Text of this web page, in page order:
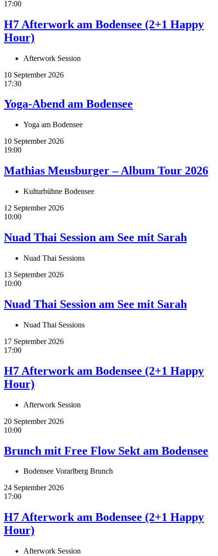
17:00
H7 Afterwork am Bodensee (2+1 Happy
Hour)
Afterwork Session
10 September 2026
17:30
Yoga-Abend am Bodensee
Yoga am Bodensee
10 September 2026
19:00
Mathias Meusburger – Album Tour 2026
Kulturbühne Bodensee
12 September 2026
10:00
Nuad Thai Session am See mit Sarah
Nuad Thai Sessions
13 September 2026
10:00
Nuad Thai Session am See mit Sarah
Nuad Thai Sessions
17 September 2026
17:00
H7 Afterwork am Bodensee (2+1 Happy
Hour)
Afterwork Session
20 September 2026
10:00
Brunch mit Free Flow Sekt am Bodensee
Bodensee Vorarlberg Brunch
24 September 2026
17:00
H7 Afterwork am Bodensee (2+1 Happy
Hour)
Afterwork Session